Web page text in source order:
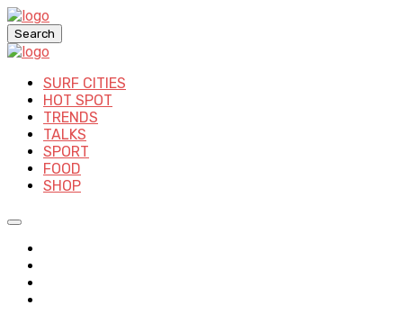
Search
SURF CITIES
HOT SPOT
TRENDS
TALKS
SPORT
FOOD
SHOP